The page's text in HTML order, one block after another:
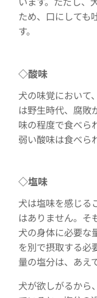
ため、口にしても
す。
◇酸味
犬の味覚において
は野生時代、腐敗
味の程度で食べら
弱い酸味は食べら
◇塩味
犬は塩味を感じる
はありません。そ
犬の身体に必要な
を別で摂取する必
量の塩分は、あえ
犬が欲しがるから